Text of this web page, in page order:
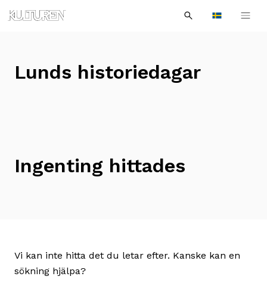
navigationen
innehållet
Languages
efter:
Sök
Lunds historiedagar
Ingenting hittades
Vi kan inte hitta det du letar efter. Kanske kan en
sökning hjälpa?